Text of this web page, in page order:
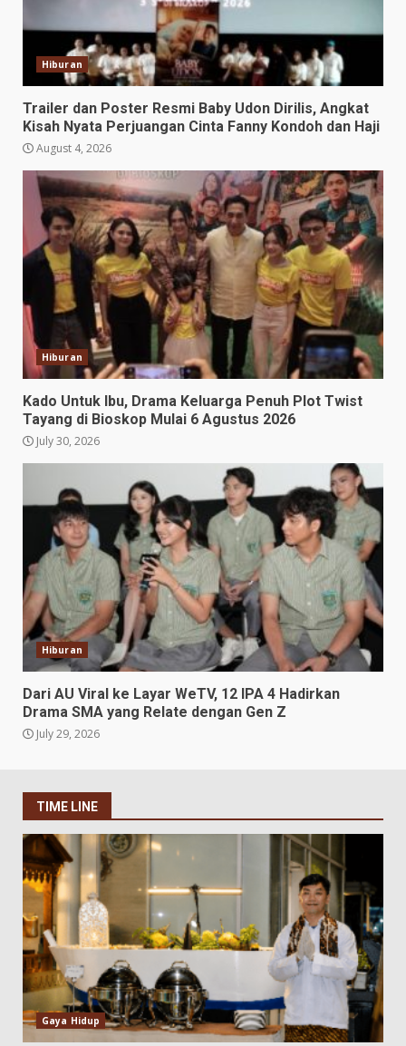
Hiburan
Trailer dan Poster Resmi Baby Udon Dirilis, Angkat
Kisah Nyata Perjuangan Cinta Fanny Kondoh dan Haji
August 4, 2026
Hiburan
Kado Untuk Ibu, Drama Keluarga Penuh Plot Twist
Tayang di Bioskop Mulai 6 Agustus 2026
July 30, 2026
Hiburan
Dari AU Viral ke Layar WeTV, 12 IPA 4 Hadirkan
Drama SMA yang Relate dengan Gen Z
July 29, 2026
TIME LINE
Gaya Hidup